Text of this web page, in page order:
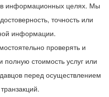
в информационных целях. Мы
точность или
информации.
проверять и
полную стоимость услуг или
перед осуществлением